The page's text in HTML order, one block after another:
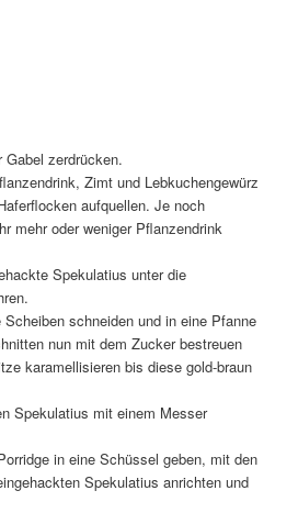
Gabel zerdrücken.
Zimt und Lebkuchengewürz
aufquellen. Je noch
mehr oder weniger Pflanzendrink
Spekulatius unter die
schneiden und in eine Pfanne
nun mit dem Zucker bestreuen
karamellisieren bis diese gold-braun
Spekulatius mit einem Messer
in eine Schüssel geben, mit den
Spekulatius anrichten und